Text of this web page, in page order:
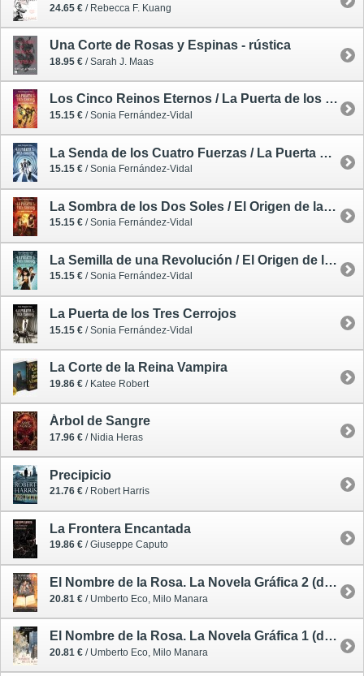
24.65 € / Rebecca F. Kuang
Una Corte de Rosas y Espinas - rústica
18.95 € / Sarah J. Maas
Los Cinco Reinos Eternos / La Puerta de los Tres Cerrojos 3
15.15 € / Sonia Fernández-Vidal
La Senda de los Cuatro Fuerzas / La Puerta de los Tres Cerrojos 2
15.15 € / Sonia Fernández-Vidal
La Sombra de los Dos Soles / El Origen de la Puerta de los Tres Cerrojos 2
15.15 € / Sonia Fernández-Vidal
La Semilla de una Revolución / El Origen de la Puerta de los Tres Cerrojos 1
15.15 € / Sonia Fernández-Vidal
La Puerta de los Tres Cerrojos
15.15 € / Sonia Fernández-Vidal
La Corte de la Reina Vampira
19.86 € / Katee Robert
Árbol de Sangre
17.96 € / Nidia Heras
Precipicio
21.76 € / Robert Harris
La Frontera Encantada
19.86 € / Giuseppe Caputo
El Nombre de la Rosa. La Novela Gráfica 2 (de 2) - cómic
20.81 € / Umberto Eco, Milo Manara
El Nombre de la Rosa. La Novela Gráfica 1 (de 2) - cómic
20.81 € / Umberto Eco, Milo Manara